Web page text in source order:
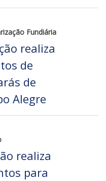
Fundiária
realiza
de
de
Alegre
realiza
para